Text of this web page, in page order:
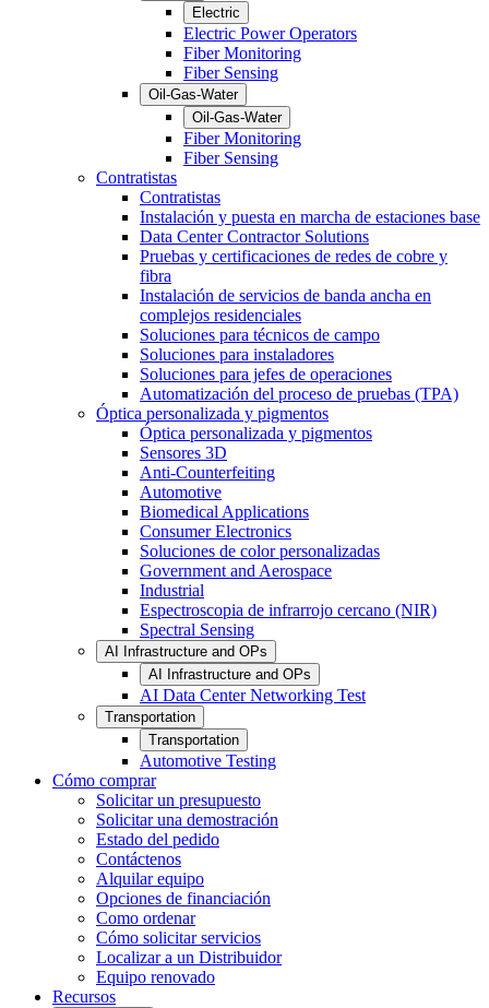
Electric
Electric Power Operators
Fiber Monitoring
Fiber Sensing
Oil-Gas-Water
Oil-Gas-Water
Fiber Monitoring
Fiber Sensing
Contratistas
Contratistas
Instalación y puesta en marcha de estaciones base
Data Center Contractor Solutions
Pruebas y certificaciones de redes de cobre y
fibra
Instalación de servicios de banda ancha en
complejos residenciales
Soluciones para técnicos de campo
Soluciones para instaladores
Soluciones para jefes de operaciones
Automatización del proceso de pruebas (TPA)
Óptica personalizada y pigmentos
Óptica personalizada y pigmentos
Sensores 3D
Anti-Counterfeiting
Automotive
Biomedical Applications
Consumer Electronics
Soluciones de color personalizadas
Government and Aerospace
Industrial
Espectroscopia de infrarrojo cercano (NIR)
Spectral Sensing
AI Infrastructure and OPs
AI Infrastructure and OPs
AI Data Center Networking Test
Transportation
Transportation
Automotive Testing
Cómo comprar
Solicitar un presupuesto
Solicitar una demostración
Estado del pedido
Contáctenos
Alquilar equipo
Opciones de financiación
Como ordenar
Cómo solicitar servicios
Localizar a un Distribuidor
Equipo renovado
Recursos